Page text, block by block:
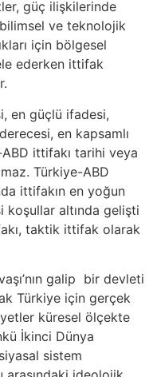
güç ilişkilerinde
ve teknolojik
için bölgesel
ederken ittifak
en güçlü ifadesi,
en kapsamlı
ittifakı tarihi veya
Türkiye-ABD
ittifakın en yoğun
altında gelişti
taktik ittifak olarak
galip bir devleti
Türkiye için gerçek
küresel ölçekte
İkinci Dünya
sistem